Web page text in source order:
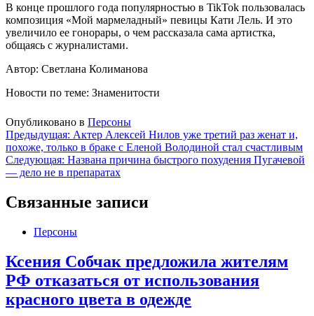
В конце прошлого года популярностью в TikTok пользовалась
композиция «Мой мармеладный» певицы Кати Лель. И это
увеличило ее гонорары, о чем рассказала сама артистка,
общаясь с журналистами.
Автор: Светлана Колиманова
Новости по теме: Знаменитости
Опубликовано в Персоны
Навигация
по
записям
Предыдущая: Актер Алексей Нилов уже третий раз женат и,
похоже, только в браке с Еленой Володиной стал счастливым
Следующая: Названа причина быстрого похудения Пугачевой
— дело не в препаратах
Связанные записи
Персоны
Ксения Собчак предложила жителям
РФ отказаться от использования
красного цвета в одежде